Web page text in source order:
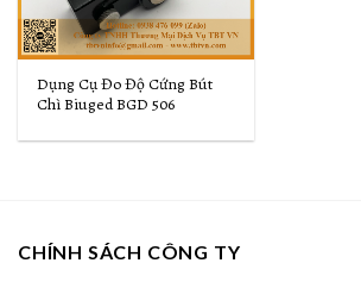
Dụng Cụ Đo Độ Cứng Bút
Chì Biuged BGD 506
CHÍNH SÁCH CÔNG TY